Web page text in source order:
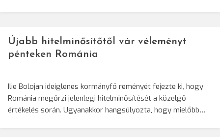
Újabb hitelminősítőtől vár véleményt
pénteken Románia
Ilie Bolojan ideiglenes kormányfő reményét fejezte ki, hogy
Románia megőrzi jelenlegi hitelminősítését a közelgő
értékelés során. Ugyanakkor hangsúlyozta, hogy mielőbb…